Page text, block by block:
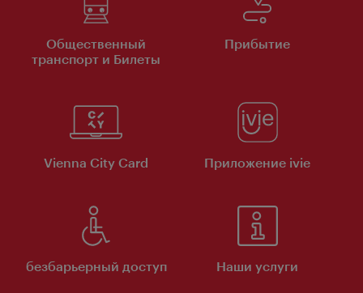
Общественный
транспорт и Билеты
Прибытие
Vienna City Card Приложение ivie
безбарьерный доступ Наши услуги